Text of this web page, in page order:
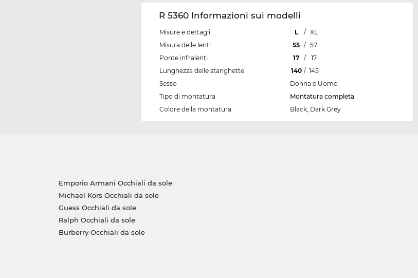
R 5360 Informazioni sui modelli
Misure e dettagli L / XL
Misura delle lenti
55 / 57
Ponte infralenti
17 /
17
Lunghezza delle stanghette
140 / 145
Sesso
Donna e Uomo
Tipo di montatura
Montatura completa
Colore della montatura
Black, Dark Grey
Emporio Armani Occhiali da sole
Michael Kors Occhiali da sole
Guess Occhiali da sole
Ralph Occhiali da sole
Burberry Occhiali da sole